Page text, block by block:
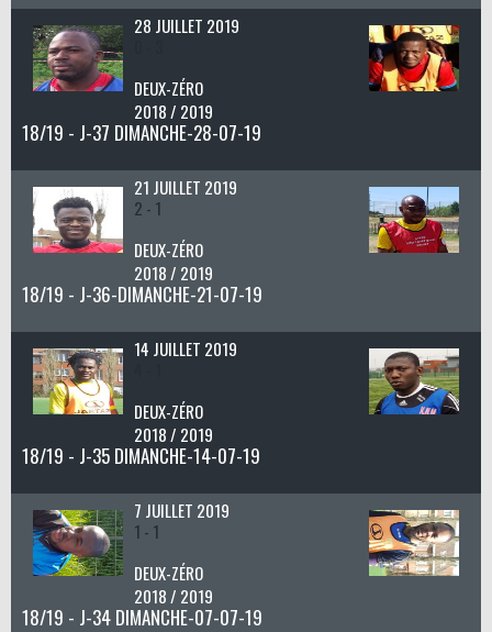
28 JUILLET 2019
DEUX-ZÉRO
2018 / 2019
18/19 - J-37 DIMANCHE-28-07-19
21 JUILLET 2019
2 - 1
DEUX-ZÉRO
2018 / 2019
18/19 - J-36-DIMANCHE-21-07-19
14 JUILLET 2019
DEUX-ZÉRO
2018 / 2019
18/19 - J-35 DIMANCHE-14-07-19
7 JUILLET 2019
1 - 1
DEUX-ZÉRO
2018 / 2019
18/19 - J-34 DIMANCHE-07-07-19